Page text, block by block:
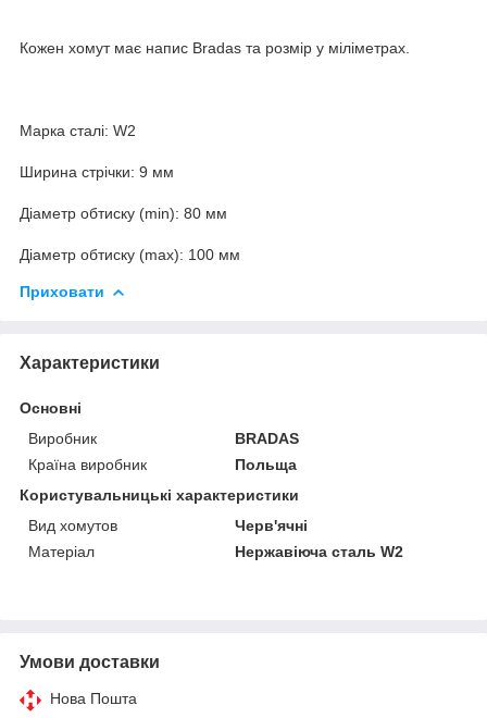
Кожен хомут має напис Bradas та розмір у міліметрах.
Марка сталі: W2
Ширина стрічки: 9 мм
Діаметр обтиску (min): 80 мм
Діаметр обтиску (max): 100 мм
Приховати
Характеристики
Основні
Виробник
BRADAS
Країна виробник
Польща
Користувальницькі характеристики
Вид хомутов
Черв'ячні
Матеріал
Нержавіюча сталь W2
Умови доставки
Нова Пошта